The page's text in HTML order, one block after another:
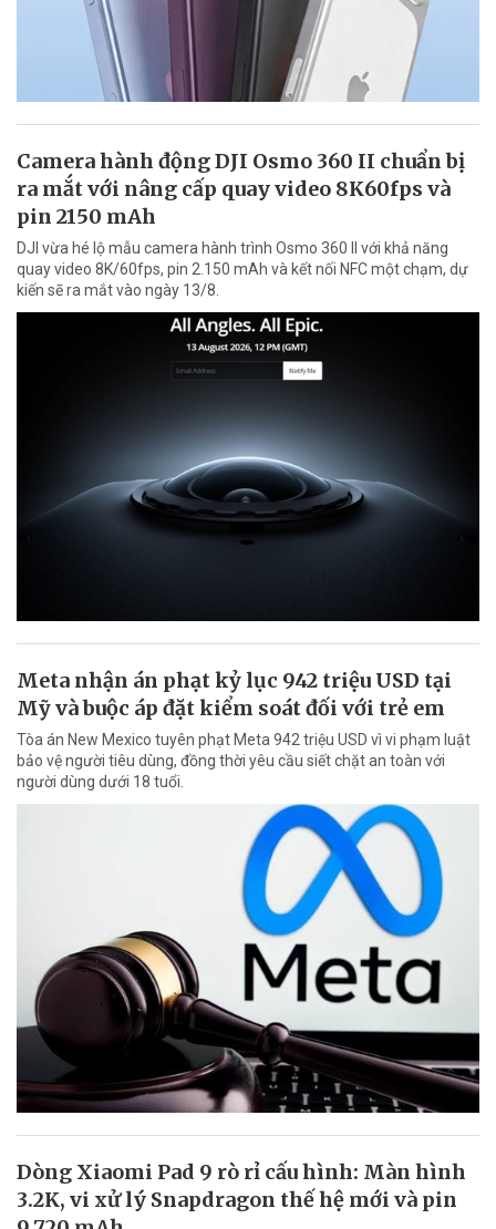
Camera hành động DJI Osmo 360 II chuẩn bị
ra mắt với nâng cấp quay video 8K60fps và
pin 2150 mAh
DJI vừa hé lộ mẫu camera hành trình Osmo 360 II với khả năng
quay video 8K/60fps, pin 2.150 mAh và kết nối NFC một chạm, dự
kiến sẽ ra mắt vào ngày 13/8.
Meta nhận án phạt kỷ lục 942 triệu USD tại
Mỹ và buộc áp đặt kiểm soát đối với trẻ em
Tòa án New Mexico tuyên phạt Meta 942 triệu USD vì vi phạm luật
bảo vệ người tiêu dùng, đồng thời yêu cầu siết chặt an toàn với
người dùng dưới 18 tuổi.
Dòng Xiaomi Pad 9 rò rỉ cấu hình: Màn hình
3.2K, vi xử lý Snapdragon thế hệ mới và pin